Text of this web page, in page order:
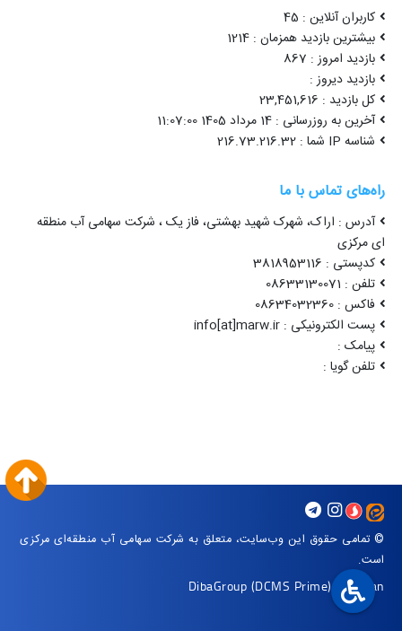
کاربران آنلاین : 45
بیشترین بازدید همزمان : 1214
بازدید امروز : 867
بازدید دیروز :
کل بازدید : 23,451,616
آخرین به روزرسانی : 14 مرداد 1405 11:07:00
شناسه IP شما : 216.73.216.32
راه‌های تماس با ما
آدرس : اراک، شهرک شهید بهشتی، فاز یک ، شرکت سهامی آب منطقه
ای مرکزی
کدپستی : 3818953116
تلفن : 08633130071
فاکس : 08634032360
پست الکترونیکی : info[at]marw.ir
پیامک :
تلفن گویا :
© تمامی حقوق این وب‌سایت، متعلق به شرکت سهامی آب منطقه‌ای مرکزی
است.
DibaGroup (DCMS Prime)|Arvan